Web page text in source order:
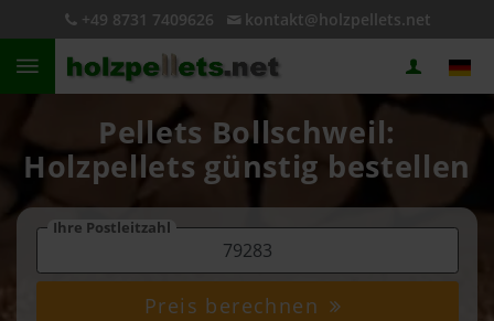
+49 8731 7409626 kontakt@holzpellets.net
Pellets Bollschweil:
Holzpellets günstig bestellen
Ihre Postleitzahl
Preis berechnen